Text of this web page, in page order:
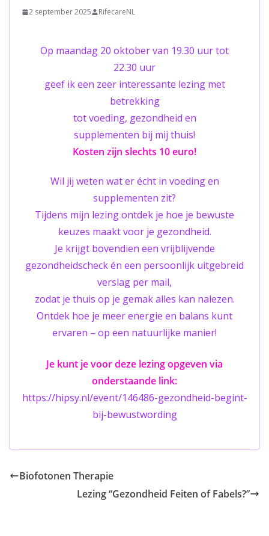
2 september 2025 RifecareNL
Op maandag 20 oktober van 19.30 uur tot
22.30 uur
geef ik een zeer interessante lezing met
betrekking
tot voeding, gezondheid en
supplementen bij mij thuis!
Kosten zijn slechts 10 euro!
Wil jij weten wat er écht in voeding en
supplementen zit?
Tijdens mijn lezing ontdek je hoe je bewuste
keuzes maakt voor je gezondheid.
Je krijgt bovendien een vrijblijvende
gezondheidscheck én een persoonlijk uitgebreid
verslag per mail,
zodat je thuis op je gemak alles kan nalezen.
Ontdek hoe je meer energie en balans kunt
ervaren – op een natuurlijke manier!
Je kunt je voor deze lezing opgeven via
onderstaande link:
https://hipsy.nl/event/146486-gezondheid-begint-
bij-bewustwording
Biofotonen Therapie
Lezing “Gezondheid Feiten of Fabels?”